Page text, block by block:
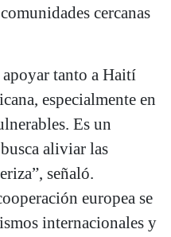
cercanas
apoyar tanto a Haití
especialmente en
Es un
aliviar las
señaló.
europea se
internacionales y